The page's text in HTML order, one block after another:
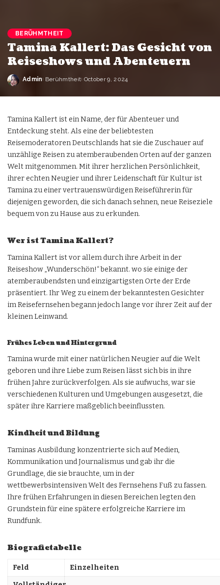
BERÜHMTHEIT
Tamina Kallert: Das Gesicht von
Reiseshows und Abenteuern
Admin Berühmtheit October 9, 2024
Tamina Kallert ist ein Name, der für Abenteuer und
Entdeckung steht. Als eine der beliebtesten
Reisemoderatoren Deutschlands hat sie die Zuschauer auf
unzählige Reisen zu atemberaubenden Orten auf der ganzen
Welt mitgenommen. Mit ihrer herzlichen Persönlichkeit,
ihrer echten Neugier und ihrer Leidenschaft für Kultur ist
Tamina zu einer vertrauenswürdigen Reiseführerin für
diejenigen geworden, die sich danach sehnen, neue Reiseziele
bequem von zu Hause aus zu erkunden.
Wer ist Tamina Kallert?
Tamina Kallert ist vor allem durch ihre Arbeit in der
Reiseshow „Wunderschön!“ bekannt. wo sie einige der
atemberaubendsten und einzigartigsten Orte der Erde
präsentiert. Ihr Weg zu einem der bekanntesten Gesichter
im Reisefernsehen begann jedoch lange vor ihrer Zeit auf der
kleinen Leinwand.
Frühes Leben und Hintergrund
Tamina wurde mit einer natürlichen Neugier auf die Welt
geboren und ihre Liebe zum Reisen lässt sich bis in ihre
frühen Jahre zurückverfolgen. Als sie aufwuchs, war sie
verschiedenen Kulturen und Umgebungen ausgesetzt, die
später ihre Karriere maßgeblich beeinflussten.
Kindheit und Bildung
Taminas Ausbildung konzentrierte sich auf Medien,
Kommunikation und Journalismus und gab ihr die
Grundlage, die sie brauchte, um in der
wettbewerbsintensiven Welt des Fernsehens Fuß zu fassen.
Ihre frühen Erfahrungen in diesen Bereichen legten den
Grundstein für eine spätere erfolgreiche Karriere im
Rundfunk.
Biografietabelle
Feld Einzelheiten